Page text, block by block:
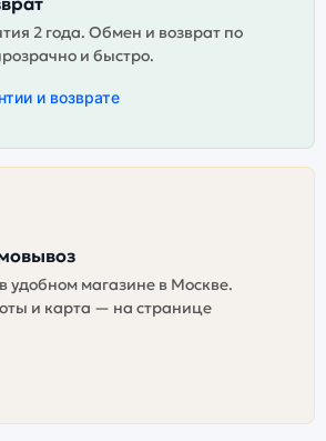
2 года. Обмен и возврат по
и быстро.
и возврате
удобном магазине в Москве.
и карта — на странице